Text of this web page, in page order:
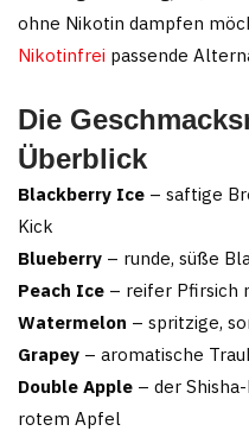
ohne Nikotin dampfen
Nikotinfrei passende
Die
Überblick
Blackberry Ice – saftige
Kick
Blueberry – runde, süße
Peach Ice – reifer Pfirsich
Watermelon – spritzige,
Grapey – aromatische
Double Apple – der
rotem Apfel